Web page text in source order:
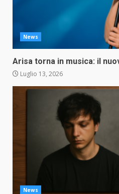
News
Arisa torna in musica: il
Luglio 13, 2026
News